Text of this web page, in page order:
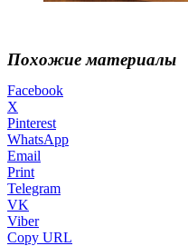
Похожие материалы
Facebook
X
Pinterest
WhatsApp
Email
Print
Telegram
VK
Viber
Copy URL